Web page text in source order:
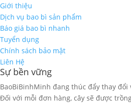
Giới thiệu
Dịch vụ bao bì sản phẩm
Báo giá bao bì nhanh
Tuyển dụng
Chính sách bảo mật
Liên Hệ
Sự bền vững
BaoBiBinhMinh đang thúc đẩy thay
Đối với mỗi đơn hàng, cây sẽ được